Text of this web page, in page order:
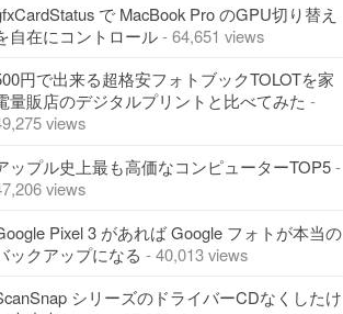
で MacBook Pro のGPU切り替え
自在にコントロール- 64,651 views
円で出来る超格安フォトブックTOLOTを家
量販店のデジタルプリントと比べてみた -
views
ップル史上最も高価なコンピューターTOP5-
views
Pixel 3 があれば Google フォトが本当の
ックアップになる - 40,013 views
シリーズのドライバーCDなくしたけ